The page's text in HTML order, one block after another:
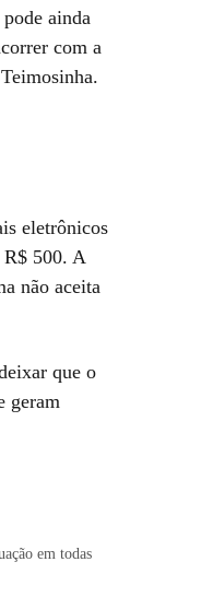
ainda
com a
eletrônicos
500. A
não aceita
que o
geram
em todas